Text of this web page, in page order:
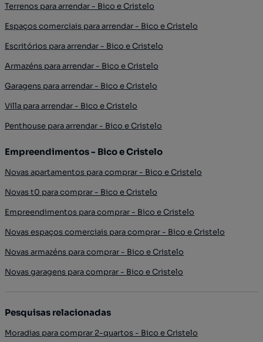
Terrenos para arrendar - Bico e Cristelo
Espaços comerciais para arrendar - Bico e Cristelo
Escritórios para arrendar - Bico e Cristelo
Armazéns para arrendar - Bico e Cristelo
Garagens para arrendar - Bico e Cristelo
Villa para arrendar - Bico e Cristelo
Penthouse para arrendar - Bico e Cristelo
Empreendimentos - Bico e Cristelo
Novas apartamentos para comprar - Bico e Cristelo
Novas t0 para comprar - Bico e Cristelo
Empreendimentos para comprar - Bico e Cristelo
Novas espaços comerciais para comprar - Bico e Cristelo
Novas armazéns para comprar - Bico e Cristelo
Novas garagens para comprar - Bico e Cristelo
Pesquisas relacionadas
Moradias para comprar 2-quartos - Bico e Cristelo